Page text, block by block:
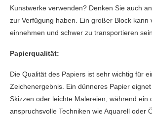
Kunstwerke verwenden? Denken Sie auch
zur Verfügung haben. Ein großer Block kann
einnehmen und schwer zu transportieren sein.
Papierqualität:
Die Qualität des Papiers ist sehr wichtig für
Zeichenergebnis. Ein dünneres Papier
Skizzen oder leichte Malereien, während ein
anspruchsvolle Techniken wie Aquarell oder